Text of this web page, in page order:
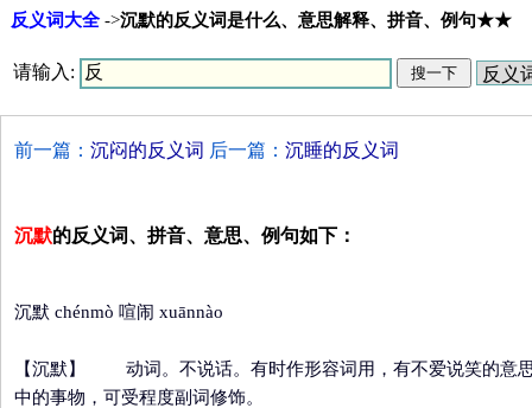
反义词大全 ->沉默的反义词是什么、意思解释、拼音、例句★★
请输入:
前一篇： 沉闷的反义词 后一篇： 沉睡的反义词
沉默的反义词、拼音、意思、例句如下：
沉默 chénmò 喧闹 xuānnào
【沉默】
动词。不说话。有时作形容词用，有不爱说笑的意
中的事物，可受程度副词修饰。